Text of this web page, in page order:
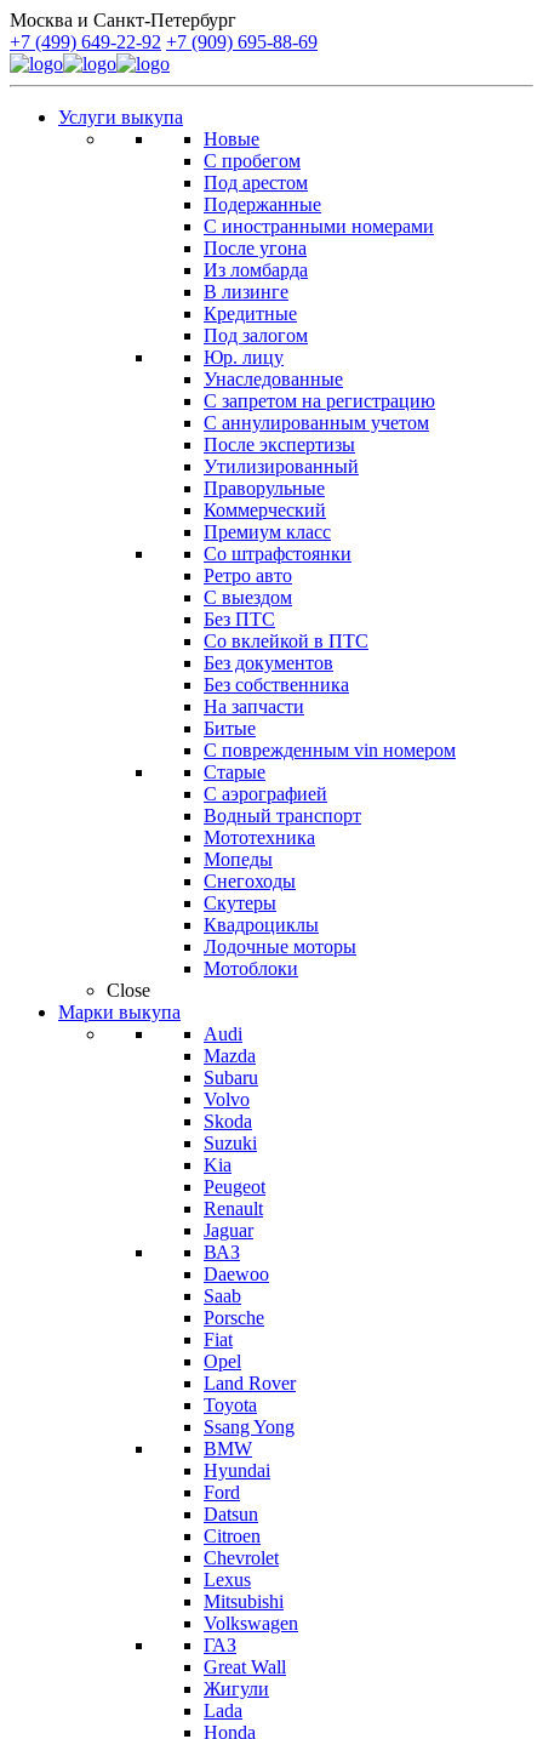
Москва и Санкт-Петербург
+7 (499) 649-22-92 +7 (909) 695-88-69
Услуги выкупа
Новые
С пробегом
Под арестом
Подержанные
С иностранными номерами
После угона
Из ломбарда
В лизинге
Кредитные
Под залогом
Юр. лицу
Унаследованные
С запретом на регистрацию
С аннулированным учетом
После экспертизы
Утилизированный
Праворульные
Коммерческий
Премиум класс
Со штрафстоянки
Ретро авто
С выездом
Без ПТС
Со вклейкой в ПТС
Без документов
Без собственника
На запчасти
Битые
С поврежденным vin номером
Старые
С аэрографией
Водный транспорт
Мототехника
Мопеды
Снегоходы
Скутеры
Квадроциклы
Лодочные моторы
Мотоблоки
Close
Марки выкупа
Audi
Mazda
Subaru
Volvo
Skoda
Suzuki
Kia
Peugeot
Renault
Jaguar
ВАЗ
Daewoo
Saab
Porsche
Fiat
Opel
Land Rover
Toyota
Ssang Yong
BMW
Hyundai
Ford
Datsun
Citroen
Chevrolet
Lexus
Mitsubishi
Volkswagen
ГАЗ
Great Wall
Жигули
Lada
Honda